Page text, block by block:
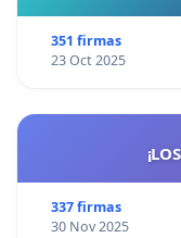
351 firmas
23 Oct 2025
337 firmas
30 Nov 2025